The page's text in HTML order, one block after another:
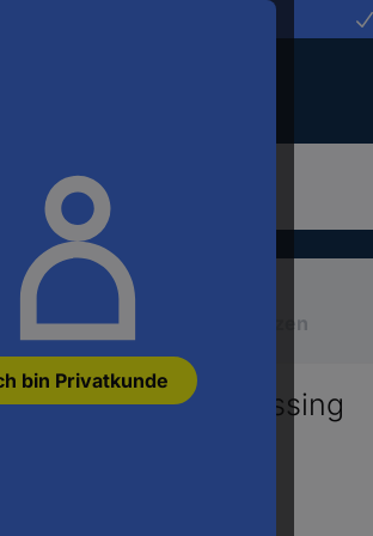
bin Privatkunde
Zubehör Abstandsbolzen
M3 M3 Messing